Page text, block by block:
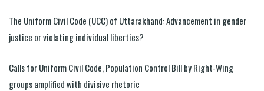
The Uniform Civil Code (UCC) of Uttarakhand: Advancement in gender
justice or violating individual liberties?
Calls for Uniform Civil Code, Population Control Bill by Right-Wing
groups amplified with divisive rhetoric